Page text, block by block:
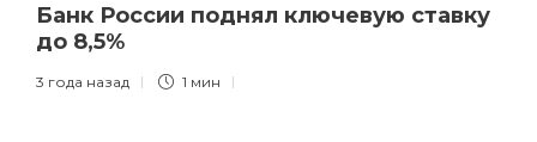
Банк России поднял ключевую ставку
до 8,5%
3 года назад 1 мин